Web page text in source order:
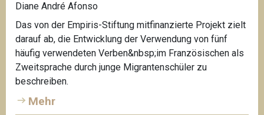
Diane André Afonso
Das von der Empiris-Stiftung mitfinanzierte Projekt zielt
darauf ab, die Entwicklung der Verwendung von fünf
häufig verwendeten Verben&nbsp;im Französischen als
Zweitsprache durch junge Migrantenschüler zu
beschreiben.
Mehr